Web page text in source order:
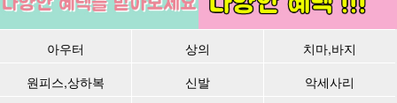
아우터 상의
치마,바지
원피스,상하복
신발
악세사리